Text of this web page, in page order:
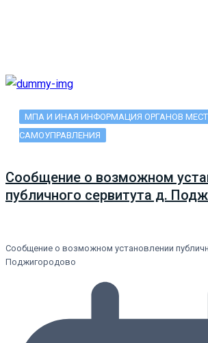
МПА И ИНАЯ ИНФОРМАЦИЯ ОРГАНОВ
САМОУПРАВЛЕНИЯ
Сообщение о возможном
публичного сервитута д.
Сообщение о возможном установлении
Поджигородово